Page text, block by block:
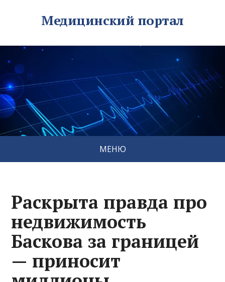
Медицинский портал
МЕНЮ
Раскрыта правда про
недвижимость
Баскова за границей
— приносит